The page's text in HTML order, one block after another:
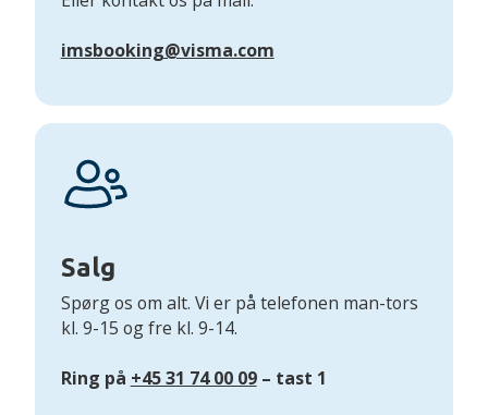
imsbooking@visma.com
Salg
Spørg os om alt. Vi er på telefonen man-tors
kl. 9-15 og fre kl. 9-14.
Ring på +45 31 74 00 09– tast 1